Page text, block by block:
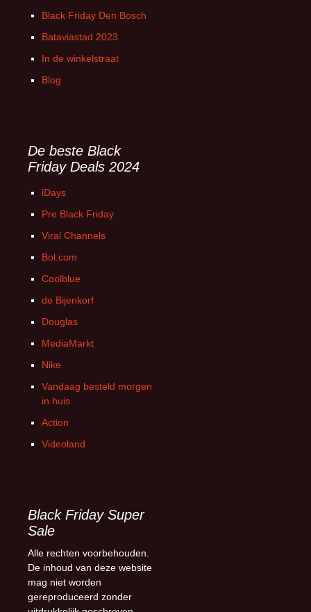
Black Friday Den Bosch
Bataviastad 2023
In de winkelstraat
Blog
De beste Black
Friday Deals 2024
iDays
Pre Black Friday
Viral Channels
Bol.com
Coolblue
de Bijenkorf
Douglas
MediaMarkt
Nike
Vandaag besteld morgen
in huis
Action
Videoland
Black Friday Super
Sale
Alle rechten voorbehouden.
De inhoud van deze website
mag niet worden
gereproduceerd zonder